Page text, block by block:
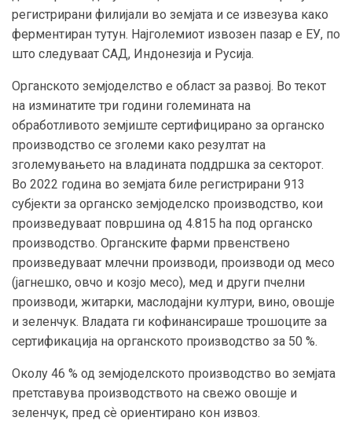
регистрирани филијали во земјата и се извезува како
ферментиран тутун. Најголемиот извозен пазар е ЕУ, по
што следуваат САД, Индонезија и Русија.
Органското земјоделство е област за развој. Во текот
на изминатите три години големината на
обработливото земјиште сертифицирано за органско
производство се зголеми како резултат на
зголемувањето на владината поддршка за секторот.
Во 2022 година во земјата биле регистрирани 913
субјекти за органско земјоделско производство, кои
произведуваат површина од 4.815 ha под органско
производство. Органските фарми првенствено
произведуваат млечни производи, производи од месо
(јагнешко, овчо и козјо месо), мед и други пчелни
производи, житарки, маслодајни култури, вино, овошје
и зеленчук. Владата ги кофинансираше трошоците за
сертификација на органското производство за 50 %.
Околу 46 % од земјоделското производство во земјата
претставува производството на свежо овошје и
зеленчук, пред сѐ ориентирано кон извоз.